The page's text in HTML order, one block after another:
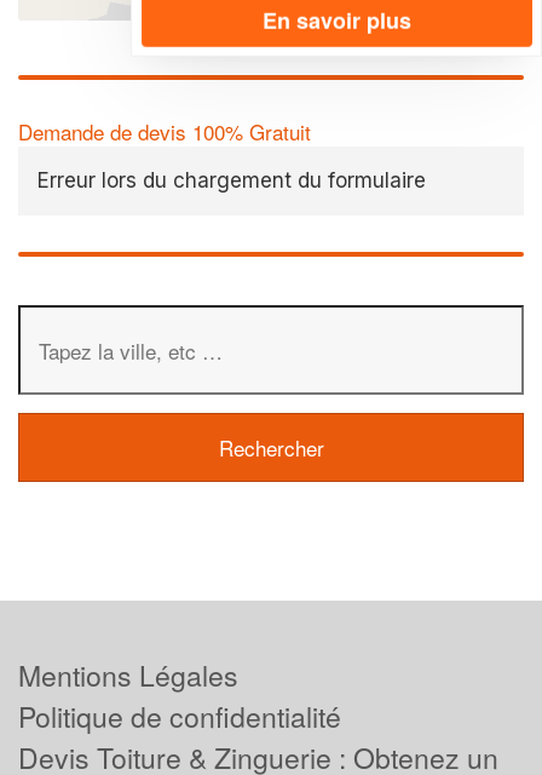
| Map data © OpenStreetMap contributors,
Demande de devis 100% Gratuit
Erreur lors du chargement du formulaire
En savoir plus
Mentions Légales
Politique de confidentialité
Devis Toiture & Zinguerie : Obtenez un